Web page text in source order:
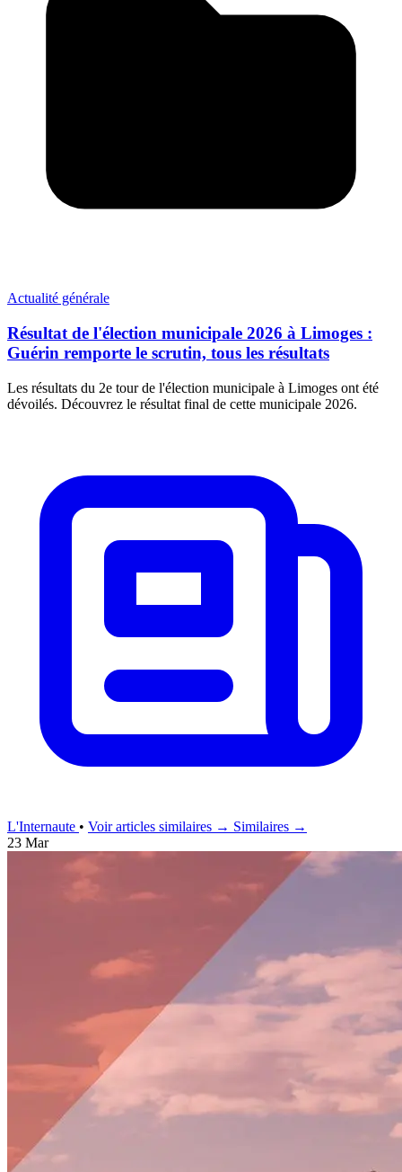
Actualité générale
Résultat de l'élection municipale 2026 à Limoges :
Guérin remporte le scrutin, tous les résultats
Les résultats du 2e tour de l'élection municipale à Limoges ont été
dévoilés. Découvrez le résultat final de cette municipale 2026.
L'Internaute • Voir articles similaires → Similaires →
23 Mar